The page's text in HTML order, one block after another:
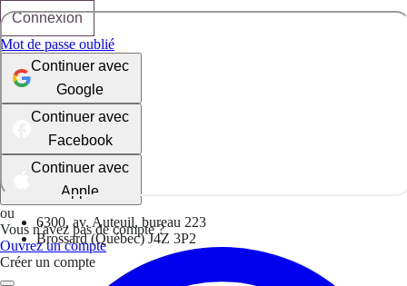
6300, av. Auteuil, bureau 223
Brossard (Québec) J4Z 3P2
Connexion
Mot de passe oublié
Continuer avec
Google
Continuer avec
Facebook
Continuer avec
Apple
ou
Vous n'avez pas de compte ?
Ouvrez un compte
Créer un compte